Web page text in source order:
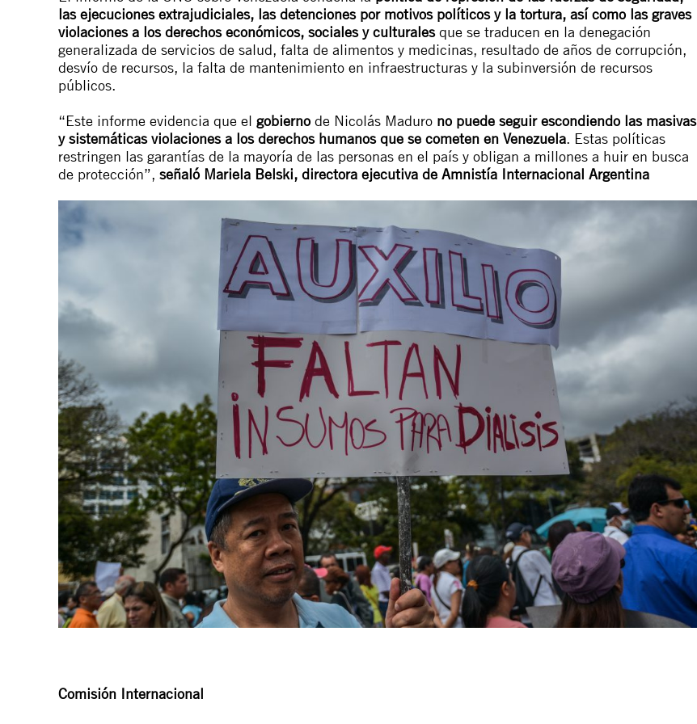
las ejecuciones extrajudiciales, las detenciones por motivos políticos y la tortura, así como las graves
violaciones a los derechos económicos, sociales y culturalesque se traducen en la denegación
generalizada de servicios de salud, falta de alimentos y medicinas, resultado de años de corrupción,
desvío de recursos, la falta de mantenimiento en infraestructuras y la subinversión de recursos
públicos.
“Este informe evidencia que el gobierno de Nicolás Maduro no puede seguir escondiendo las masivas
y sistemáticas violaciones a los derechos humanos que se cometen en Venezuela. Estas políticas
restringen las garantías de la mayoría de las personas en el país y obligan a millones a huir en busca
de protección”, señaló Mariela Belski, directora ejecutiva de Amnistía Internacional Argentina
Comisión Internacional